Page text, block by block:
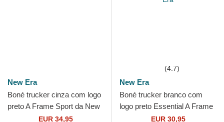
New Era
Boné trucker cinza com logo
preto A Frame Sport da New
York Yankees MLB da New
EUR 34,95
(4.7)
New Era
Boné trucker branco com
logo preto Essential A Frame
da New York Yankees MLB
EUR 30,95